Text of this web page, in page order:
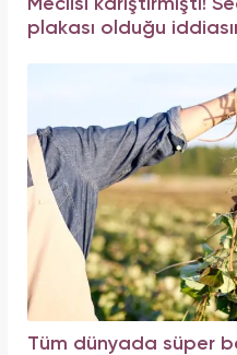
Meclisi karıştırmıştı!
plakası olduğu
Tüm dünyada süper